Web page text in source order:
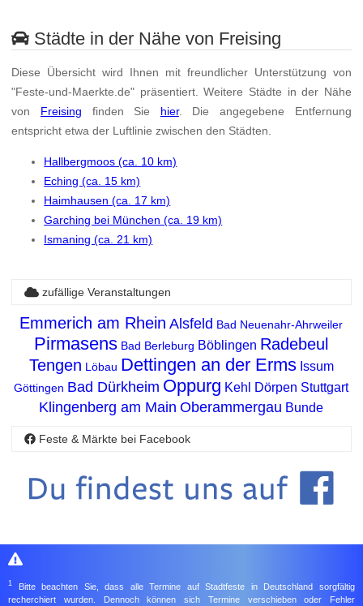
Städte in der Nähe von Freising
Diese Übersicht wird Ihnen mit freundlicher Unterstützung von
"Feste-und-Maerkte.de" präsentiert. Weitere Städte in der Nähe
von Freising finden Sie hier. Die angegebene Entfernung
entspricht etwa der Luftlinie zwischen den Städten.
Hallbergmoos (ca. 10 km)
Eching (ca. 15 km)
Haimhausen (ca. 17 km)
Garching bei München (ca. 19 km)
Ismaning (ca. 21 km)
zufällige Veranstaltungen
Emmerich am Rhein Alsfeld Bad Neuenahr-Ahrweiler
Pirmasens Bad Berleburg Böblingen Radebeul
Tengen Löbau Dettingen an der Erms Issum
Göttingen Bad Dürkheim Oppurg Kehl Dörpen Stuttgart
Klingenberg am Main Oberammergau Bunde
Feste & Märkte bei Facebook
1
Bitte beachten Sie, dass alle Termine auf Stadtfeste in Deutschland sorgfältig
recherchiert wurden. Dennoch können sich Termine verschieben oder Fehler